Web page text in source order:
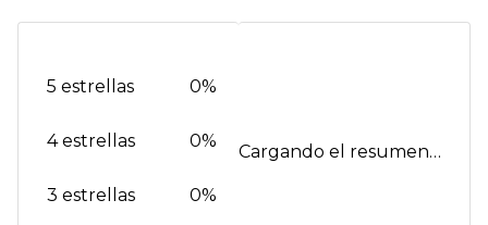
Cargando el resumen…
5 estrellas 0%
4 estrellas 0%
3 estrellas 0%